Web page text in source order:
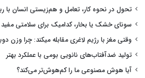
تحول در نحوه کار، تعامل و هم‌زیستی انسان با
سونای خشک یا بخار، کدامیک برای سلامتی
وقتی مغز با رژیم لاغری مقابله میکند: چرا وزن
تولید ضدآفتاب‌های نانویی بومی با عملکرد بهتر
آیا هوش مصنوعی ما را کم‌هوش‌تر می‌کند؟